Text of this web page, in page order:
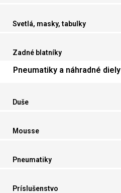
Svetlá, masky, tabulky
Zadné blatníky
Pneumatiky a náhradné diely
Duše
Mousse
Pneumatiky
Príslušenstvo